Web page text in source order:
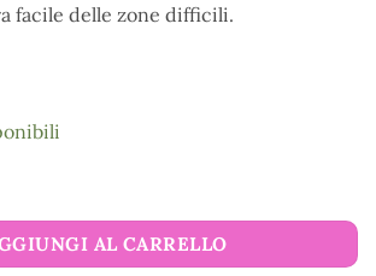
facile delle zone difficili.
quantità
AL CARRELLO